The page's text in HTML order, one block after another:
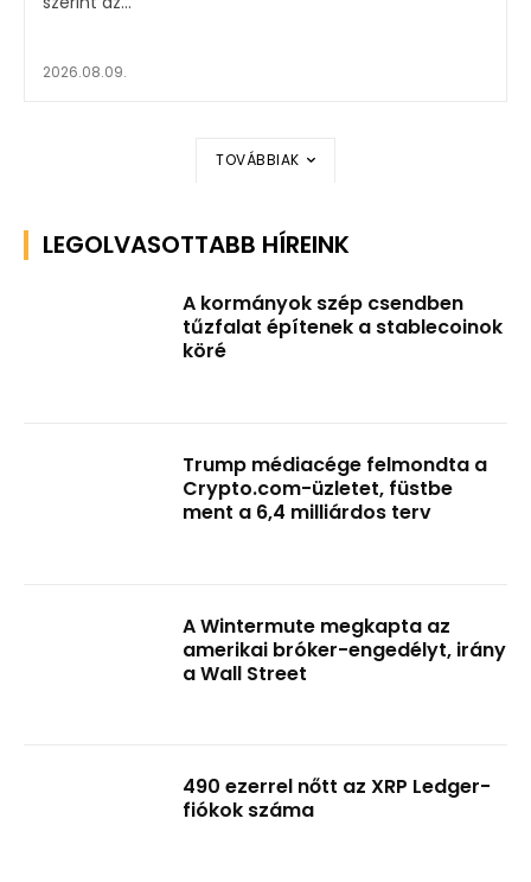
2026.08.09.
TOVÁBBIAK
LEGOLVASOTTABB HÍREINK
A kormányok szép csendben
tűzfalat építenek a stablecoinok
köré
Trump médiacége felmondta a
Crypto.com-üzletet, füstbe
ment a 6,4 milliárdos terv
A Wintermute megkapta az
amerikai bróker-engedélyt, irány
a Wall Street
490 ezerrel nőtt az XRP Ledger-
fiókok száma